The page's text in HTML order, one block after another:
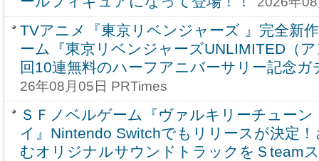
TVアニメ『東京リベンジャーズ 』完全新
ーム『東京リベンジャーズUNLIMITED（
回10連無料のハーフアニバーサリー記念
26年08月05日 PRTimes
ＳＦノベルゲーム『ヴァルキリーチューン
イ』Nintendo Switchでもリリースが決定
むオリジナルサウンドトラックをＳteam